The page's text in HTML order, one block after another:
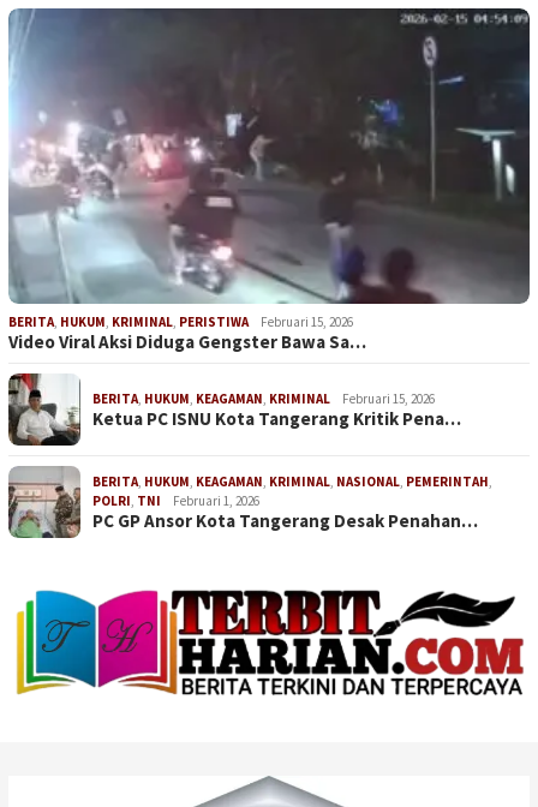
BERITA, HUKUM, KRIMINAL, PERISTIWA Februari 15, 2026
Video Viral Aksi Diduga Gengster Bawa Sa…
BERITA, HUKUM, KEAGAMAN, KRIMINAL Februari 15, 2026
Ketua PC ISNU Kota Tangerang Kritik Pena…
BERITA, HUKUM, KEAGAMAN, KRIMINAL, NASIONAL, PEMERINTAH,
POLRI, TNI Februari 1, 2026
PC GP Ansor Kota Tangerang Desak Penahan…